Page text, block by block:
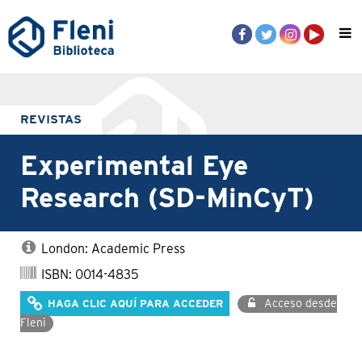
REVISTAS
Experimental Eye
Research (SD-MinCyT)
London: Academic Press
ISBN: 0014-4835
HAGA CLIC AQUÍ PARA ACCEDER
Acceso desde
Fleni